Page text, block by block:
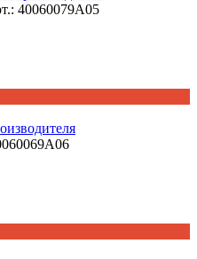
40060079А05